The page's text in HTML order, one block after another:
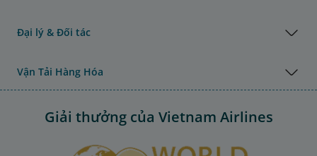
Đại lý & Đối tác
Vận Tải Hàng Hóa
Giải thưởng của Vietnam Airlines